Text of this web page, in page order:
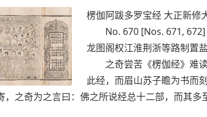
楞伽阿跋多罗宝经 大正新修
No. 670 [Nos. 671,
龙图阁权江淮荆浙等路制置
之奇尝苦《楞伽经》难读
此经，而眉山苏子瞻为书而
，之奇为之言曰：佛之所说经总十二部，而其